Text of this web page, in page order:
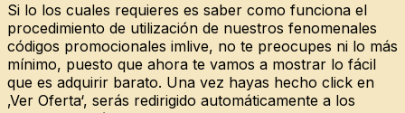
Si lo los cuales requieres es saber como funciona el
procedimiento de utilización de nuestros fenomenales
códigos promocionales imlive, no te preocupes ni lo más
mínimo, puesto que ahora te vamos a mostrar lo fácil
que es adquirir barato. Una vez hayas hecho click en
‚Ver Oferta‘, serás redirigido automáticamente a los